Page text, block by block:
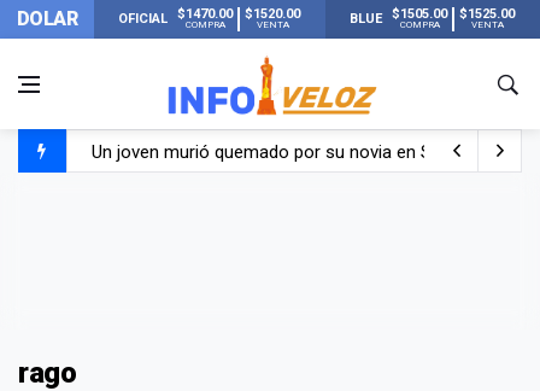
DOLAR OFICIAL $1470.00
COMPRA
$1520.00
VENTA BLUE $1505.00
COMPRA
$1525.00
VENTA
Un joven murió quemado por su novia en San Luis:
rago